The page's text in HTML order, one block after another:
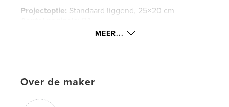
Projectoptie: Standaard liggend, 25×20 cm
mei 13, 2017
Airplane , Military
Netherlands
MEER...
Over de maker